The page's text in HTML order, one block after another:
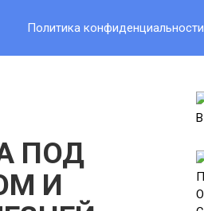
Политика конфиденциальности
ПОД
И